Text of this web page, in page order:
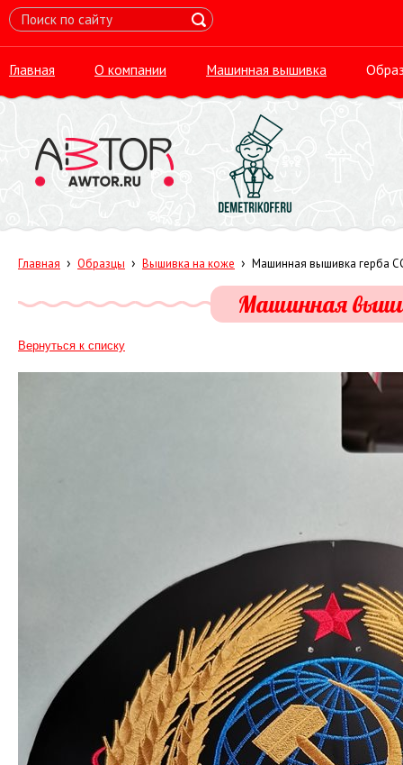
Главная О компании Машинная вышивка
Главная › Образцы › Вышивка на коже › Машинная вышивка герба
Машинная
Вернуться к списку